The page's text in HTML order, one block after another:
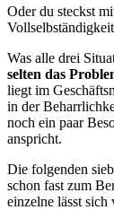
Oder du steckst
Was alle drei
selten das
liegt im
in der
noch ein paar
anspricht.
Die folgenden
schon fast zum
einzelne lässt